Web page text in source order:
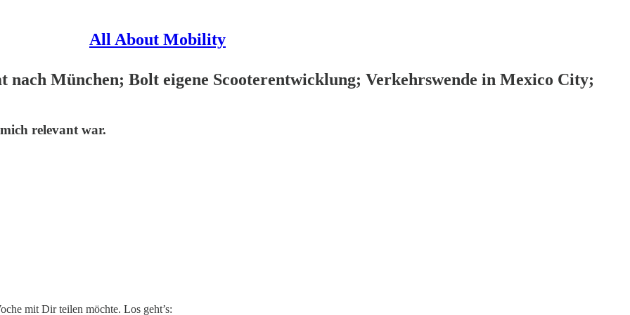
All About Mobility
München; Bolt eigene Scooterentwicklung; Verkehrswende in Mexico City;
relevant war.
mit Dir teilen möchte. Los geht’s: